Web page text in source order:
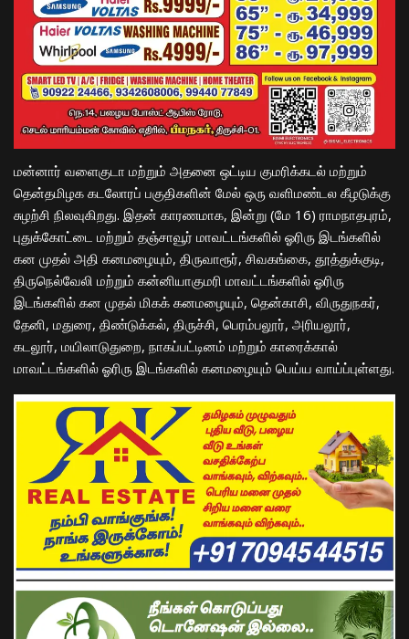
மன்னார் வளைகுடா மற்றும் அதனை ஒட்டிய குமரிக்கடல் மற்றும்
தென்தமிழக கடலோரப் பகுதிகளின் மேல் ஒரு வளிமண்டல கீழடுக்கு
சுழற்சி நிலவுகிறது. இதன் காரணமாக, இன்று (மே 16) ராமநாதபுரம்,
புதுக்கோட்டை மற்றும் தஞ்சாவூர் மாவட்டங்களில் ஓரிரு இடங்களில்
கன முதல் அதி கனமழையும், திருவாரூர், சிவகங்கை, தூத்துக்குடி,
திருநெல்வேலி மற்றும் கன்னியாகுமரி மாவட்டங்களில் ஓரிரு
இடங்களில் கன முதல் மிகக் கனமழையும், தென்காசி, விருதுநகர்,
தேனி, மதுரை, திண்டுக்கல், திருச்சி, பெரம்பலூர், அரியலூர்,
கடலூர், மயிலாடுதுறை, நாகப்பட்டினம் மற்றும் காரைக்கால்
மாவட்டங்களில் ஓரிரு இடங்களில் கனமழையும் பெய்ய வாய்ப்புள்ளது.